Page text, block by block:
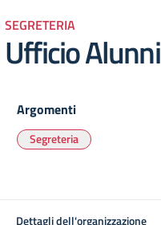
SEGRETERIA
Ufficio Alunni
Argomenti
Segreteria
Dettagli dell'organizzazione